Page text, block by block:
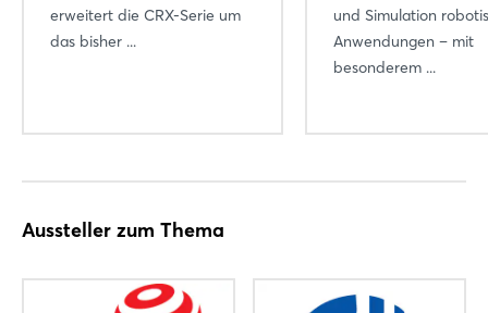
erweitert die CRX-Serie um
das bisher ...
und Simulation
Anwendungen – mit
besonderem ...
Aussteller zum Thema